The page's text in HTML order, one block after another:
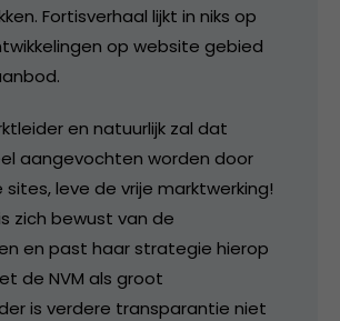
Fortisverhaal lijkt in niks op
op website gebied
en natuurlijk zal dat
aangevochten worden door
sites, leve de vrije marktwerking!
zich bewust van de
en past haar strategie hierop
de NVM als groot
is verdere transparantie niet